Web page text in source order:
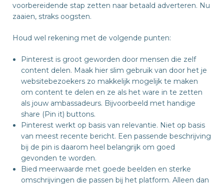
voorbereidende stap zetten naar betaald adverteren. Nu
zaaien, straks oogsten.
Houd wel rekening met de volgende punten:
Pinterest is groot geworden door mensen die zelf
content delen. Maak hier slim gebruik van door het je
websitebezoekers zo makkelijk mogelijk te maken
om content te delen en ze als het ware in te zetten
als jouw ambassadeurs. Bijvoorbeeld met handige
share (Pin it) buttons.
Pinterest werkt op basis van relevantie. Niet op basis
van meest recente bericht. Een passende beschrijving
bij de pin is daarom heel belangrijk om goed
gevonden te worden.
Bied meerwaarde met goede beelden en sterke
omschrijvingen die passen bij het platform. Alleen dan